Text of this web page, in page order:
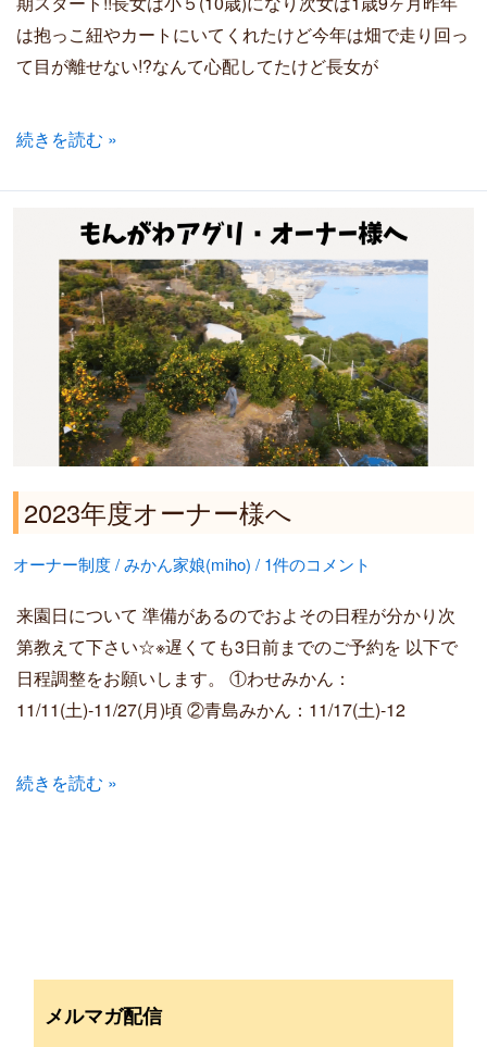
は抱っこ紐やカートにいてくれたけど今年は畑で走り回っ
て目が離せない!?なんて心配してたけど長女が
続きを読む »
2023年度オーナー様へ
オーナー制度/みかん家娘(miho) /1件のコメント
来園日について 準備があるのでおよその日程が分かり次
第教えて下さい☆※遅くても3日前までのご予約を 以下で
日程調整をお願いします。 ①わせみかん：
11/11(土)-11/27(月)頃 ②青島みかん：11/17(土)-12
続きを読む »
メルマガ配信